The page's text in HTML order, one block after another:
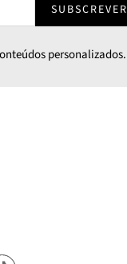
SUBSCREVER
personalizados.